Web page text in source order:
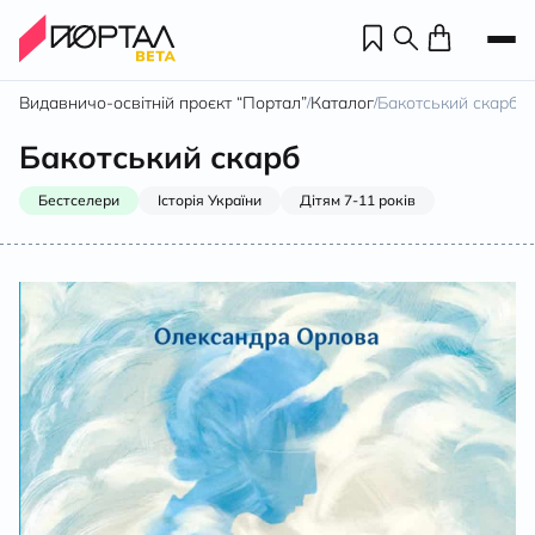
Видавничо-освітній проєкт “Портал”/Каталог/Бакотський скарб
Бакотський скарб
Бестселери Історія України Дітям 7-11 років